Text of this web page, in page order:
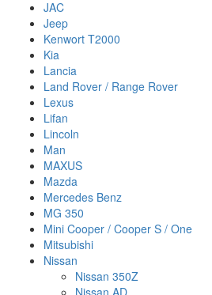
JAC
Jeep
Kenwort T2000
Kia
Lancia
Land Rover / Range Rover
Lexus
Lifan
Lincoln
Man
MAXUS
Mazda
Mercedes Benz
MG 350
Mini Cooper / Cooper S / One
Mitsubishi
Nissan
Nissan 350Z
Nissan AD